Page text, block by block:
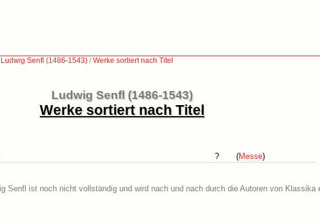
Ludwig Senfl (1486-1543) /Werke sortiert nach Titel
Ludwig Senfl (1486-1543)
Werke sortiert nach Titel
? (Messe)
Senfl ist noch nicht vollständig und wird nach und nach durch die Autoren von Klassika